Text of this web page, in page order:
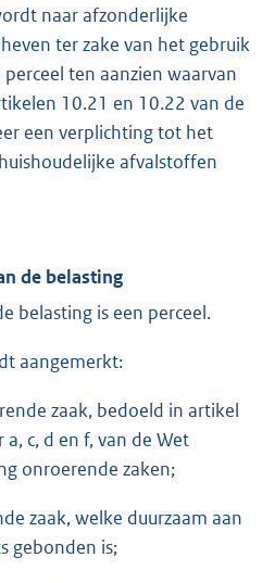
naar afzonderlijke
ter zake van het gebruik
ten aanzien waarvan
10.21 en 10.22 van de
een verplichting tot het
afvalstoffen
de belasting
belasting is een perceel.
aangemerkt:
zaak, bedoeld in artikel
a, c, d en f, van de Wet
onroerende zaken;
zaak, welke duurzaam aan
gebonden is;